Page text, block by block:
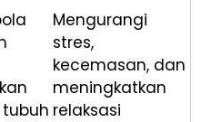
Mengurangi
stres,
kecemasan, dan
meningkatkan
relaksasi